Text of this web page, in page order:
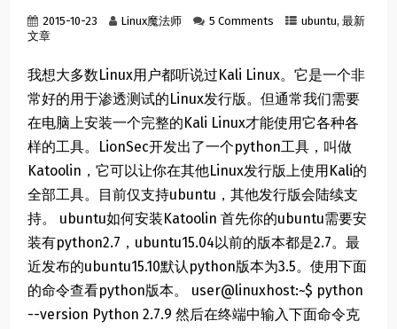
2015-10-23 Linux魔法师 5 Comments ubuntu,最新
文章
我想大多数Linux用户都听说过Kali Linux。它是一个非
常好的用于渗透测试的Linux发行版。但通常我们需要
在电脑上安装一个完整的Kali Linux才能使用它各种各
样的工具。LionSec开发出了一个python工具，叫做
Katoolin，它可以让你在其他Linux发行版上使用Kali的
全部工具。目前仅支持ubuntu，其他发行版会陆续支
持。 ubuntu如何安装Katoolin 首先你的ubuntu需要安
装有python2.7，ubuntu15.04以前的版本都是2.7。最
近发布的ubuntu15.10默认python版本为3.5。使用下面
的命令查看python版本。 user@linuxhost:~$ python
--version Python 2.7.9 然后在终端中输入下面命令克